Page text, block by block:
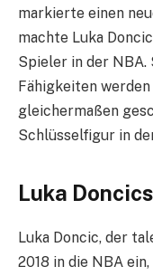
markierte einen
machte Luka
Spieler in der NBA.
Fähigkeiten
gleichermaßen
Schlüsselfigur in
Luka
Luka Doncic, der
2018 in die NBA